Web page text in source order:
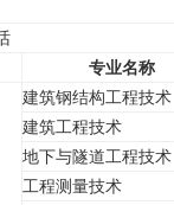
专业名称
建筑钢结构工程技术
建筑工程技术
地下与隧道工程技术
工程测量技术